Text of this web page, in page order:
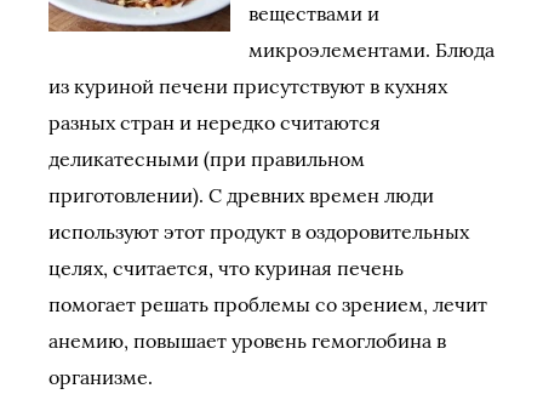
веществами и
микроэлементами. Блюда
из куриной печени присутствуют в кухнях
разных стран и нередко считаются
деликатесными (при правильном
приготовлении). С древних времен люди
используют этот продукт в оздоровительных
целях, считается, что куриная печень
помогает решать проблемы со зрением, лечит
анемию, повышает уровень гемоглобина в
организме.